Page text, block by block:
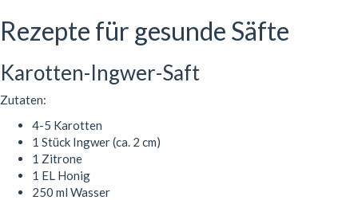
Rezepte für gesunde Säfte
Karotten-Ingwer-Saft
Zutaten:
4-5 Karotten
1 Stück Ingwer (ca. 2 cm)
1 Zitrone
1 EL Honig
250 ml Wasser